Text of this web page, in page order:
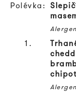
Polévka:
1.